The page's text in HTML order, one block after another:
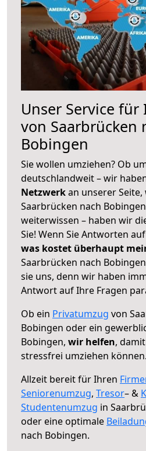
Unser Service
von Saarbrücken
Bobingen
Sie wollen umziehen? Ob
deutschlandweit – wir
Netzwerkan unserer
Saarbrücken nach
weiterwissen – haben wir
Sie! Wenn Sie Antworten
was kostet überhaupt
Saarbrücken nach
sie uns, denn wir haben
Antwort auf Ihre Fragen
Ob ein Privatumzug von
Bobingen oder ein
Bobingen, wir helfen,
stressfrei umziehen können.
Allzeit bereit für Ihren
Seniorenumzug, Tresor– &
Studentenumzug in
oder eine optimale
nach Bobingen.